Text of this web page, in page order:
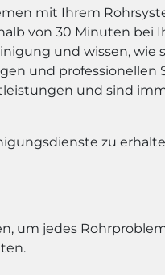
mit Ihrem
von 30 Minuten bei
und wissen, wie
und professionellen
und sind
zu
jedes